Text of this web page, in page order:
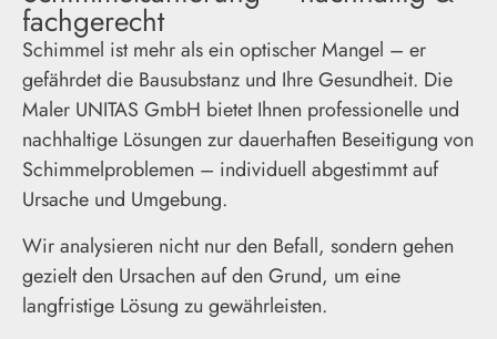
fachgerecht
Schimmel ist mehr als ein optischer Mangel – er
gefährdet die Bausubstanz und Ihre Gesundheit. Die
Maler UNITAS GmbH bietet Ihnen professionelle und
nachhaltige Lösungen zur dauerhaften Beseitigung von
Schimmelproblemen – individuell abgestimmt auf
Ursache und Umgebung.
Wir analysieren nicht nur den Befall, sondern gehen
gezielt den Ursachen auf den Grund, um eine
langfristige Lösung zu gewährleisten.